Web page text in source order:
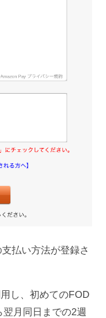
払い方法が登録さ
し、初めてのFOD
月同日までの2週